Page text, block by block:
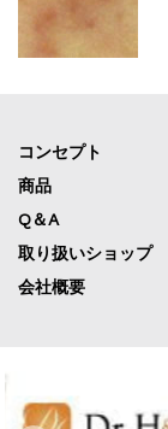
コンセプト
商品
Q＆A
取り扱いショップ
会社概要